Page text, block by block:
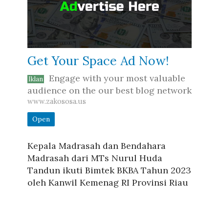
Get Your Space Ad Now!
Iklan
Engage with your most valuable
audience on the our best blog network
www.zakososa.us
Open
Kepala Madrasah dan Bendahara
Madrasah dari MTs Nurul Huda
Tandun ikuti Bimtek BKBA Tahun 2023
oleh Kanwil Kemenag RI Provinsi Riau